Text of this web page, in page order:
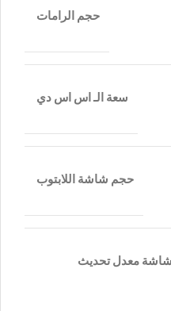
حجم الرامات
سعة الـ اس اس دي
حجم شاشة اللابتوب
معدل تحديث